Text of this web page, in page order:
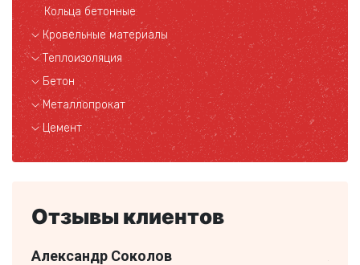
Кольца бетонные
Кровельные материалы
Теплоизоляция
Бетон
Металлопрокат
Цемент
Отзывы клиентов
Александр Соколов